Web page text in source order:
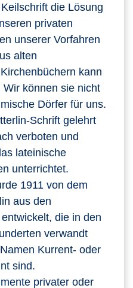
die Lösung
privaten
unserer Vorfahren
alten
kann
können sie nicht
Dörfer für uns.
Schrift gelehrt
verboten und
lateinische
unterrichtet.
1911 von dem
aus den
die in den
verwandt
Kurrent- oder
sind.
privater oder